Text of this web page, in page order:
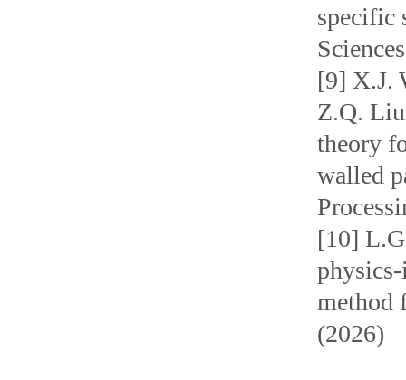
specific
[9] X.J.
Z.Q.
theory
walled
[10]
method
(2026)